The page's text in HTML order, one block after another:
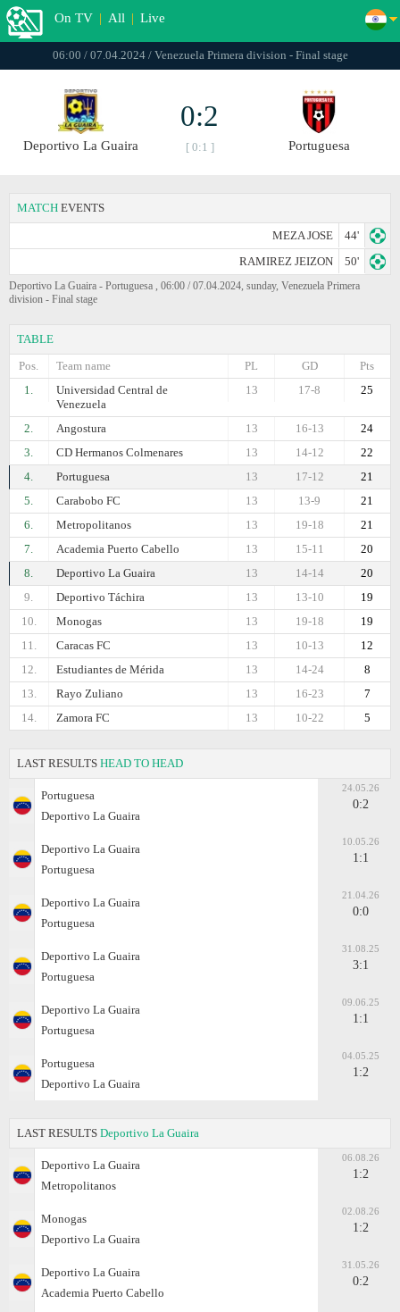
On TV | All | Live
06:00 / 07.04.2024 / Venezuela Primera division - Final stage
Deportivo La Guaira
0:2
[ 0:1 ] Portuguesa
MATCH EVENTS
MEZA JOSE
44'
RAMIREZ JEIZON
50'
Deportivo La Guaira - Portuguesa , 06:00 / 07.04.2024, sunday, Venezuela Primera
division - Final stage
TABLE
Pos.
Team name Pts
GD
PL
1.
Universidad Central de
Venezuela
25
17-8
13
2. Angostura 24
16-13
13
3.
CD Hermanos Colmenares 22
14-12
13
4.
Portuguesa 21
17-12
13
5.
Carabobo FC 21
13-9
13
6.
Metropolitanos 21
19-18
13
7.
Academia Puerto Cabello 20
15-11
13
8.
Deportivo La Guaira 20
14-14
13
9.
Deportivo Táchira 19
13-10
13
10.
Monogas 19
19-18
13
11.
Caracas FC 12
10-13
13
12.
Estudiantes de Mérida 8
14-24
13
13.
Rayo Zuliano 7
16-23
13
14.
Zamora FC 5
10-22
13
LAST RESULTS HEAD TO HEAD
Portuguesa
Deportivo La Guaira
24.05.26
0:2
Deportivo La Guaira
Portuguesa
10.05.26
1:1
Deportivo La Guaira
Portuguesa
21.04.26
0:0
Deportivo La Guaira
Portuguesa
31.08.25
3:1
Deportivo La Guaira
Portuguesa
09.06.25
1:1
Portuguesa
Deportivo La Guaira
04.05.25
1:2
LAST RESULTS Deportivo La Guaira
Deportivo La Guaira
Metropolitanos
06.08.26
1:2
Monogas
Deportivo La Guaira
02.08.26
1:2
Deportivo La Guaira
Academia Puerto Cabello
31.05.26
0:2